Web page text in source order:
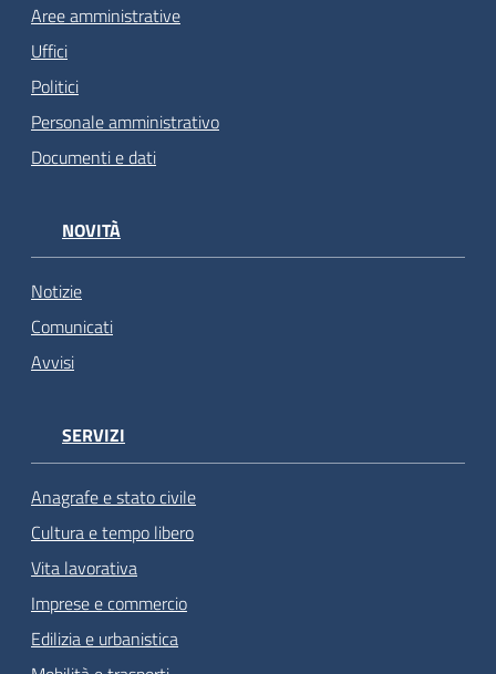
Aree amministrative
Uffici
Politici
Personale amministrativo
Documenti e dati
NOVITÀ
Notizie
Comunicati
Avvisi
SERVIZI
Anagrafe e stato civile
Cultura e tempo libero
Vita lavorativa
Imprese e commercio
Edilizia e urbanistica